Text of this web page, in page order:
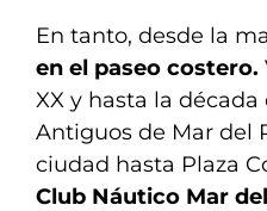
En tanto, desde la
en el paseo costero.
XX y hasta la
Antiguos de Mar del
ciudad hasta Plaza
Club Náutico Mar